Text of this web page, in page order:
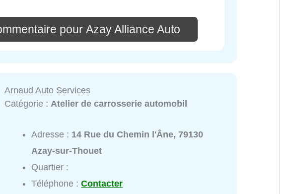
pour Azay Alliance Auto
Arnaud Auto Services
Catégorie : Atelier de carrosserie automobil
Adresse : 14 Rue du Chemin l'Âne, 79130
Azay-sur-Thouet
Quartier :
Téléphone :Contacter